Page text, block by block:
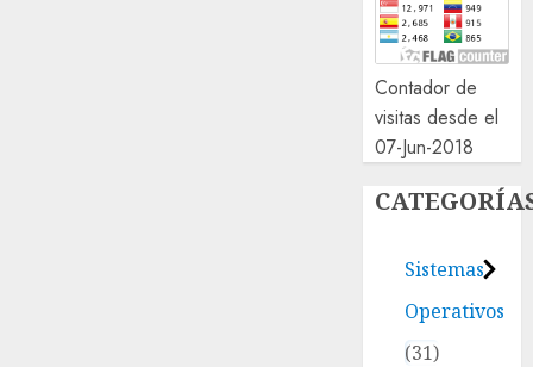
Contador de
visitas desde el
07-Jun-2018
Sistemas
Operativos
31